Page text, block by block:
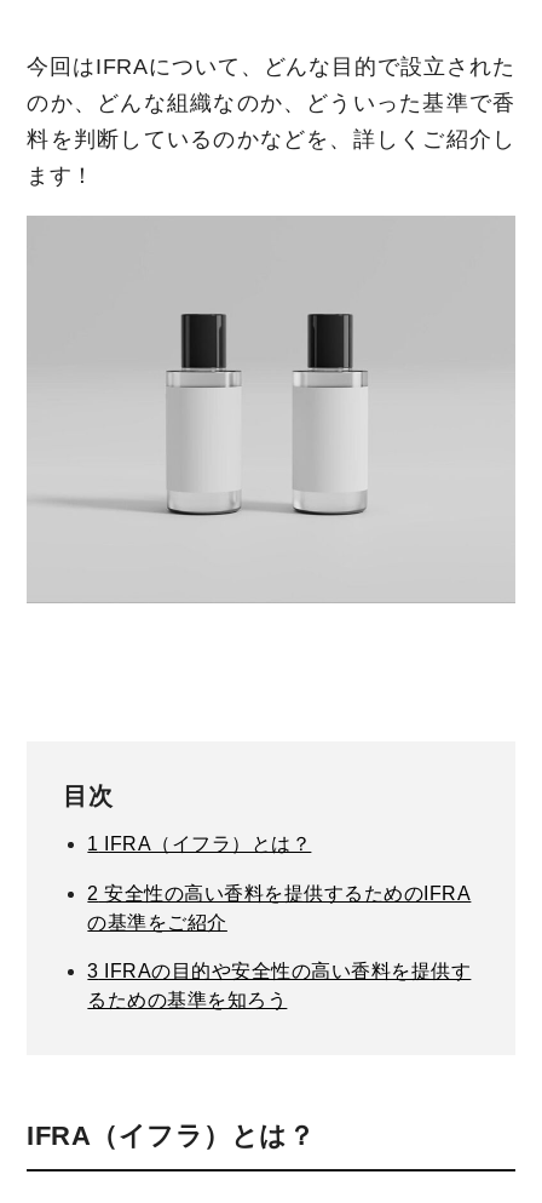
今回はIFRAについて、どんな目的で設立された
のか、どんな組織なのか、どういった基準で香
料を判断しているのかなどを、詳しくご紹介し
ます！
目次
1 IFRA（イフラ）とは？
2 安全性の高い香料を提供するためのIFRA
の基準をご紹介
3 IFRAの目的や安全性の高い香料を提供す
るための基準を知ろう
IFRA（イフラ）とは？